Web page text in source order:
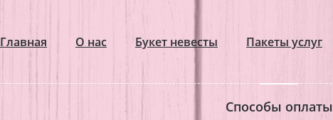
Главная О нас Букет невесты Пакеты услуг
Способы оплаты